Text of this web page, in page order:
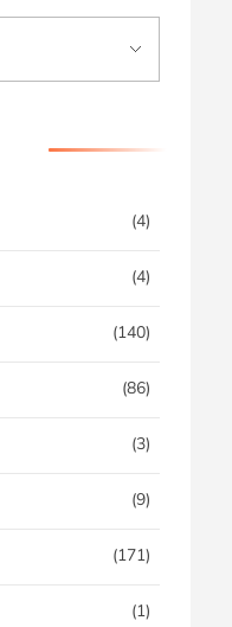
(4)
(4)
(140)
(86)
(3)
(9)
(171)
(1)